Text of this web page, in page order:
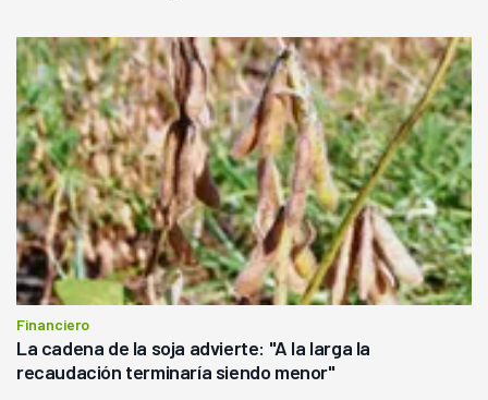
Financiero
La cadena de la soja advierte: "A la larga la
recaudación terminaría siendo menor"